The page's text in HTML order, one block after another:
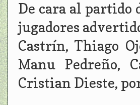
De cara al partido
jugadores
Castrín, Thiago
Manu Pedreño,
Cristian Dieste,